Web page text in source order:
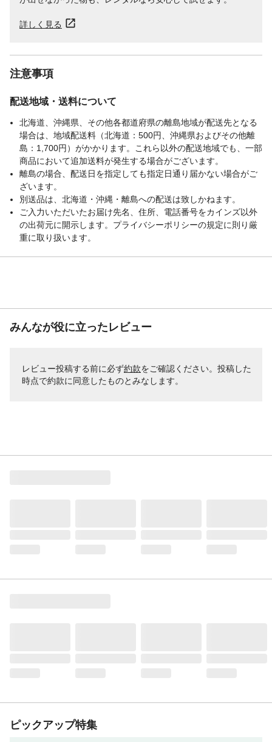
詳しく見る
注意事項
配送地域・送料について
北海道、沖縄県、その他各都道府県の離島地域が配送先となる
場合は、地域配送料（北海道：500円、沖縄県およびその他離
島：1,700円）がかかります。これら以外の配送地域でも、一部
商品において追加送料が発生する場合がございます。
離島の場合、配送日を指定しても指定日通り届かない場合がご
ざいます。
別送品は、北海道・沖縄・離島への配送は致しかねます。
ご入力いただいたお届け先名、住所、電話番号をカインズ以外
の出荷元に開示します。プライバシーポリシーの規定に則り厳
重に取り扱います。
みんなが役に立ったレビュー
レビュー投稿する前に必ず約款をご確認ください。投稿した
時点で約款に同意したものとみなします。
ピックアップ特集